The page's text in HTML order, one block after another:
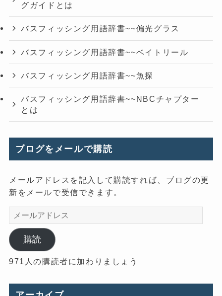
グガイドとは
バスフィッシング用語辞書~~偏光グラス
バスフィッシング用語辞書~~ベイトリール
バスフィッシング用語辞書~~魚探
バスフィッシング用語辞書~~NBCチャプター
とは
ブログをメールで購読
メールアドレスを記入して購読すれば、ブログの更
新をメールで受信できます。
メ
ー
ル
ア
ド
ス
購読
971人の購読者に加わりましょう